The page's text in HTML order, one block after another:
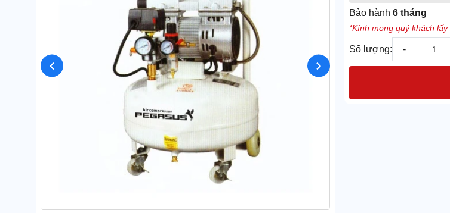
Bảo hành 6 tháng
*Kính mong quý khách
Số lượng: -